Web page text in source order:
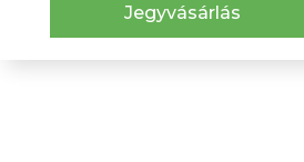
Jegyvásárlás